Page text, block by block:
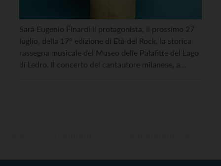
Sarà Eugenio Finardi il protagonista, il prossimo 27
luglio, della 17° edizione di Età del Rock, la storica
rassegna musicale del Museo delle Palafitte del Lago
di Ledro. Il concerto del cantautore milanese, a